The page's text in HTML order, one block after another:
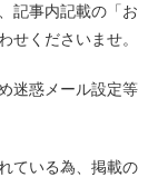
記事内記載の 「お
せくださいませ。
迷惑メール設定等
ている為、掲載の